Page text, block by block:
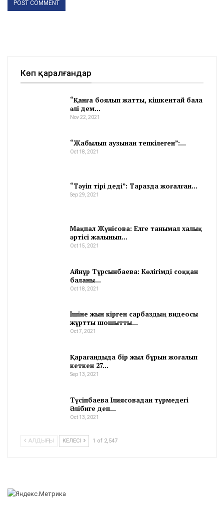
Көп қаралғандар
“Қанға боялып жатты, кішкентай бала
әлі дем…
Nov 22, 2021
“Жабылып аузынан тепкілеген”:…
Oct 18, 2021
“Тәуіп тірі деді”: Таразда жоғалған…
Sep 29, 2021
Мақпал Жүнісова: Елге танымал халық
әртісі жалынып…
Oct 15, 2021
Айнұр Тұрсынбаева: Көлігімді соққан
баланы…
Oct 18, 2021
Ішіне жын кірген сарбаздың видеосы
жұртты шошытты…
Oct 7, 2021
Қарағандыда бір жыл бұрын жоғалып
кеткен 27…
Sep 13, 2021
Түсіпбаева Ілиясовадан түрмедегі
Әлібиге деп…
Oct 13, 2021
АЛДЫҢҒЫ КЕЛЕСІ 1 of 2,547